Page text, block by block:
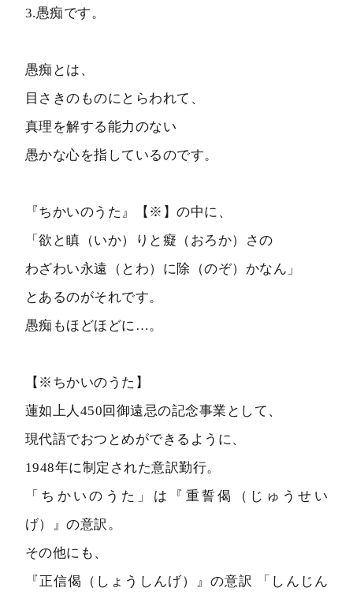
3.愚痴です。
愚痴とは、
目さきのものにとらわれて、
真理を解する能力のない
愚かな心を指しているのです。
『ちかいのうた』【※】の中に、
「欲と瞋（いか）りと癡（おろか）さの
わざわい永遠（とわ）に除（のぞ）かなん」
とあるのがそれです。
愚痴もほどほどに…。
【※ちかいのうた】
蓮如上人450回御遠忌の記念事業として、
現代語でおつとめができるように、
1948年に制定された意訳勤行。
「ちかいのうた」は『重誓偈（じゅうせい
げ）』の意訳。
その他にも、
『正信偈（しょうしんげ）』の意訳 「しんじん